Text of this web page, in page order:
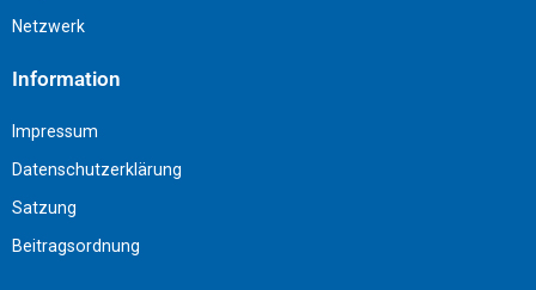
Netzwerk
Information
Impressum
Datenschutzerklärung
Satzung
Beitragsordnung